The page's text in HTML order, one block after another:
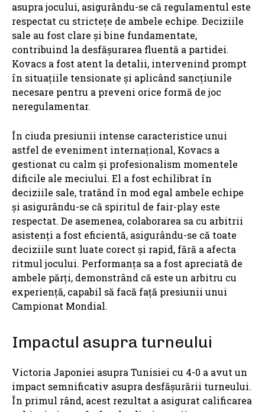
asupra jocului, asigurându-se că regulamentul este
respectat cu strictețe de ambele echipe. Deciziile
sale au fost clare și bine fundamentate,
contribuind la desfășurarea fluentă a partidei.
Kovacs a fost atent la detalii, intervenind prompt
în situațiile tensionate și aplicând sancțiunile
necesare pentru a preveni orice formă de joc
neregulamentar.
În ciuda presiunii intense caracteristice unui
astfel de eveniment internațional, Kovacs a
gestionat cu calm și profesionalism momentele
dificile ale meciului. El a fost echilibrat în
deciziile sale, tratând în mod egal ambele echipe
și asigurându-se că spiritul de fair-play este
respectat. De asemenea, colaborarea sa cu arbitrii
asistenți a fost eficientă, asigurându-se că toate
deciziile sunt luate corect și rapid, fără a afecta
ritmul jocului. Performanța sa a fost apreciată de
ambele părți, demonstrând că este un arbitru cu
experiență, capabil să facă față presiunii unui
Campionat Mondial.
Impactul asupra turneului
Victoria Japoniei asupra Tunisiei cu 4-0 a avut un
impact semnificativ asupra desfășurării turneului.
În primul rând, acest rezultat a asigurat calificarea